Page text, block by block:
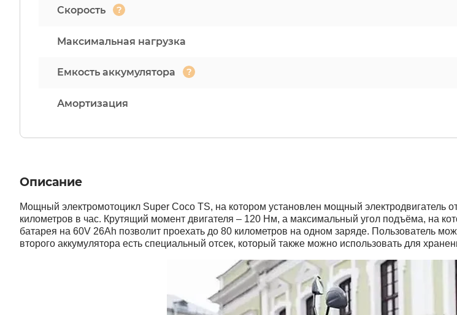
Скорость ?
Максимальная нагрузка
Емкость аккумулятора ?
Амортизация
Описание
Мощный электромотоцикл Super Coco TS, на котором установлен мощный электродвигатель
километров в час. Крутящий момент двигателя – 120 Нм, а максимальный угол подъёма, на
батарея на 60V 26Ah позволит проехать до 80 километров на одном заряде. Пользователь
второго аккумулятора есть специальный отсек, который также можно использовать для